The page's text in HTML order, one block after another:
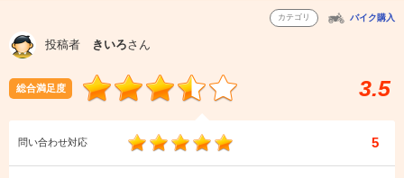
カテゴリ バイク購入
投稿者 きいろさん
総合満足度 3.5
問い合わせ対応 5